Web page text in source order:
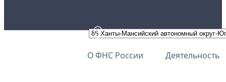
О ФНС России Деятельность